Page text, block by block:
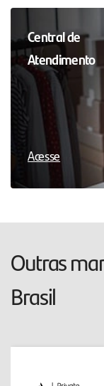
Central de
Atendimento
Acesse
Outras
Brasil